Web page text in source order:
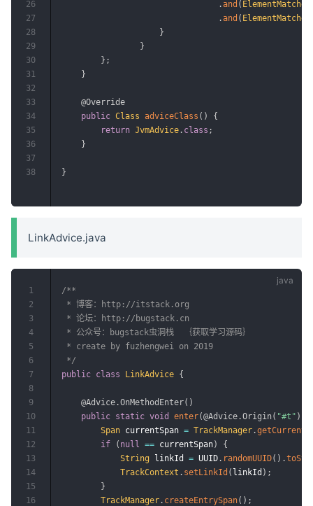
.and (
.and (
}
}
} ;
}
@Override
public Class adviceClass ( )
{
return JvmAdvice . class ;
}
}
26
27
28
29
30
31
32
33
34
35
36
37
38
LinkAdvice.java
/**
* 博客：http://itstack.org
* 论坛：http://bugstack.cn
* 公众号：bugstack虫洞栈  ｛获取学习源码｝
* create by fuzhengwei on 2019
*/
public class LinkAdvice {
@Advice.OnMethodEnter( )
public static void enter(@Advice.Origin( "#t" )
Span currentSpan = TrackManager .
if
( null == currentSpan)
{
String linkId = UUID . randomUUID( ) .
TrackContext . setLinkId ( linkId ) ;
}
TrackManager . createEntrySpan( ) ;
1
2
3
4
5
6
7
8
9
10
11
12
13
14
15
16